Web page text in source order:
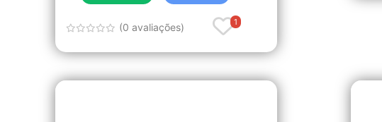
(0 avaliações) 1